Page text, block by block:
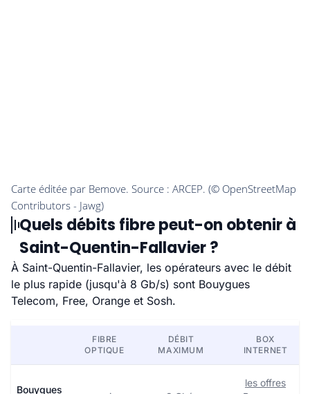
Quels débits fibre peut-on obtenir à
Saint-Quentin-Fallavier ?
À Saint-Quentin-Fallavier, les opérateurs avec le débit
le plus rapide (jusqu'à 8 Gb/s) sont Bouygues
Telecom, Free, Orange et Sosh.
FIBRE
OPTIQUE
DÉBIT
MAXIMUM
BOX
INTERNET
Bouygues
les offres